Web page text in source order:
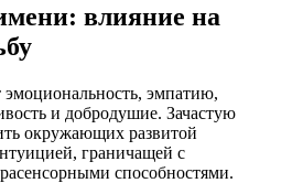
влияние на
эмоциональность, эмпатию,
и добродушие. Зачастую
окружающих развитой
граничащей с
способностями.